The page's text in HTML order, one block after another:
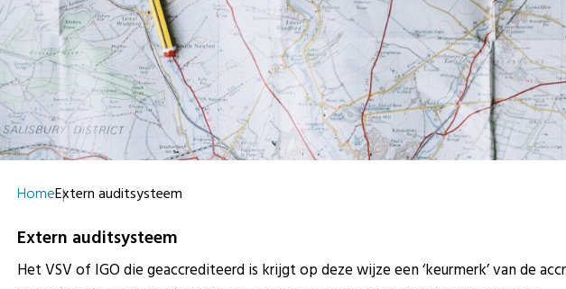
HomeExtern auditsysteem
Extern auditsysteem
Het VSV of IGO die geaccrediteerd is krijgt op deze wijze een ‘keurmerk’ van de